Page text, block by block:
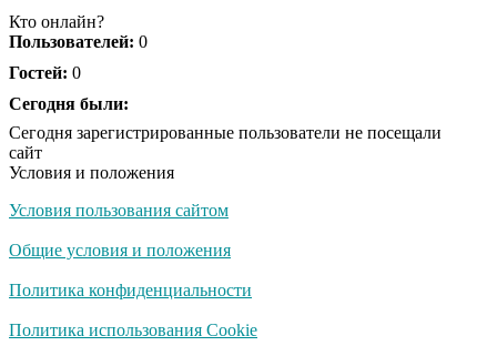
Кто онлайн?
Пользователей: 0
Гостей: 0
Сегодня были:
Сегодня зарегистрированные пользователи не посещали
сайт
Условия и положения
Условия пользования сайтом
Общие условия и положения
Политика конфиденциальности
Политика использования Cookie